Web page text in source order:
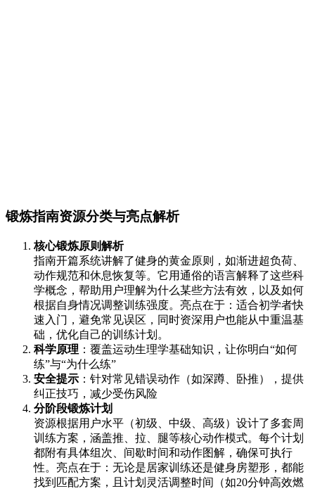
锻炼指南资源分类与亮点解析
核心锻炼原则解析
指南开篇系统讲解了健身的黄金原则，如渐进超负荷、
动作规范和休息恢复等。它用通俗的语言解释了这些科
学概念，帮助用户理解为什么某些方法有效，以及如何
根据自身情况调整训练强度。亮点在于：适合初学者快
速入门，避免常见误区，同时资深用户也能从中重温基
础，优化自己的训练计划。
科学原理 ：覆盖运动生理学基础知识，让你明白“如何
练”与“为什么练”
安全提示 ：针对常见错误动作（如深蹲、卧推），提供
纠正技巧，减少受伤风险
分阶段锻炼计划
资源根据用户水平（初级、中级、高级）设计了多套周
训练方案，涵盖推、拉、腿等核心动作模式。每个计划
都附有具体组次、间歇时间和动作图解，确保可执行
性。亮点在于：无论是居家训练还是健身房塑形，都能
找到匹配方案，且计划灵活调整时间（如20分钟高效燃